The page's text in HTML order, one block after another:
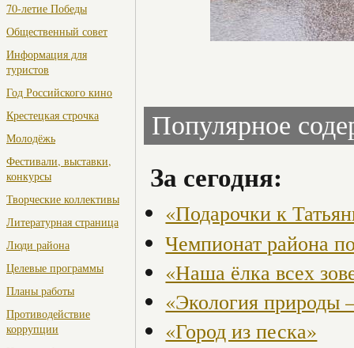
70-летие Победы
Общественный совет
Информация для
туристов
Год Российского кино
Крестецкая строчка
Молодёжь
Фестивали, выставки,
конкурсы
Творческие коллективы
Литературная страница
Люди района
Целевые программы
Планы работы
Противодействие
коррупции
Популярное
За сегодня:
«Подарочки к
Чемпионат района
«Наша ёлка всех
«Экология природы
«Город из песка»